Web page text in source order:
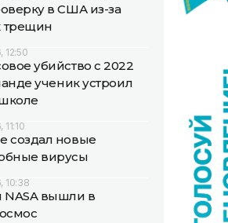
в США из-за
трещин
12:50
убийство с 2022
ученик устроил
11:10
создал новые
вирусы
10:38
NASA вышли в